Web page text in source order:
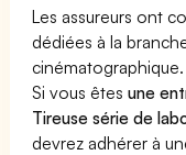
Les assureurs ont
dédiées à la
cinématographique.
Si vous êtesune
Tireuse série de
devrez adhérer à